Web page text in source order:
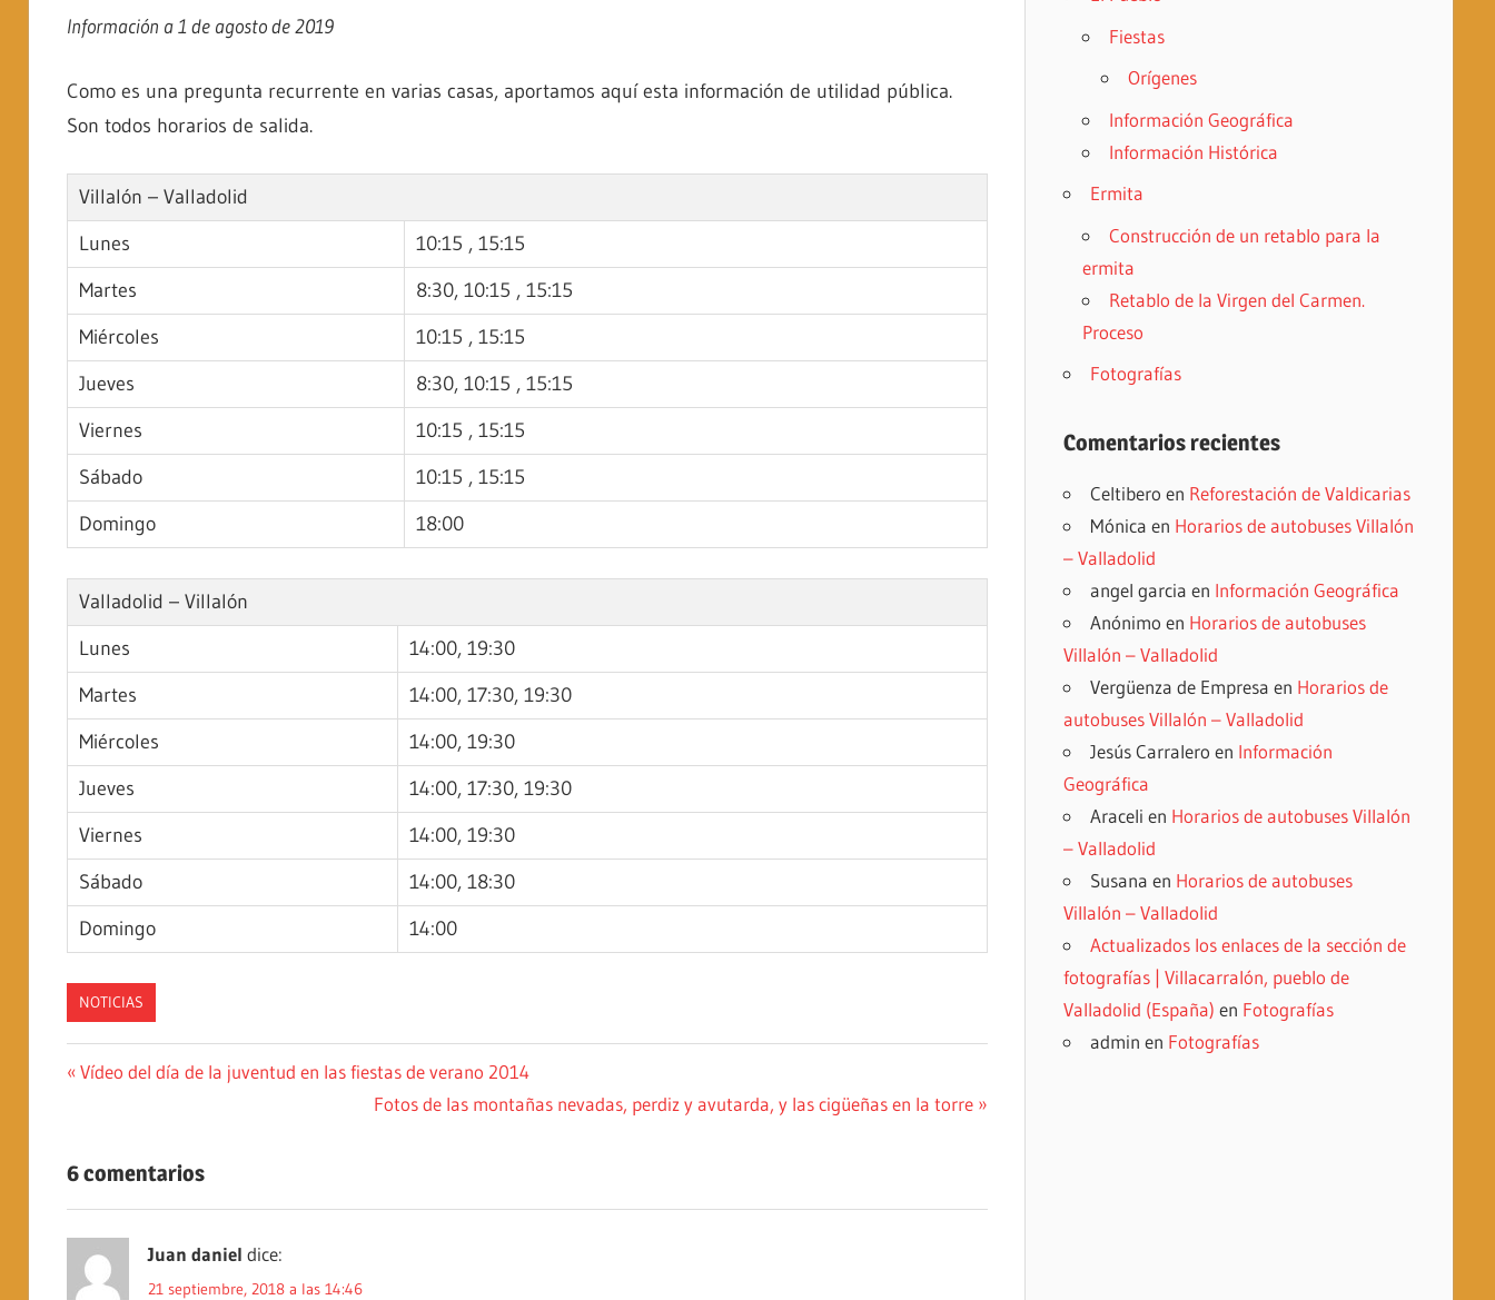
Villacarralón,
en
Tierra
Campos
(Valladolid
España)
Información a 1 de agosto de 2019
Como es una pregunta recurrente en varias casas, aportamos aquí esta información de utilidad pública.
Son todos horarios de salida.
Villalón – Valladolid
Lunes
10:15 , 15:15
Martes
8:30, 10:15 , 15:15
Miércoles
10:15 , 15:15
Jueves
8:30, 10:15 , 15:15
Viernes
10:15 , 15:15
Sábado
10:15 , 15:15
Domingo
18:00
Valladolid – Villalón
Lunes
14:00, 19:30
Martes
14:00, 17:30, 19:30
Miércoles
14:00, 19:30
Jueves
14:00, 17:30, 19:30
Viernes
14:00, 19:30
Sábado
14:00, 18:30
Domingo
14:00
NOTICIAS
Navegación
entradas
Entrada
Vídeo del día de la juventud en las fiestas de verano 2014
Siguiente
Fotos de las montañas nevadas, perdiz y avutarda, y las cigüeñas en la torre
6 comentarios
Juan daniel dice:
21 septiembre, 2018 a las 14:46
Fiestas
Orígenes
Información Geográfica
Información Histórica
Ermita
Construcción de un retablo para la
ermita
Retablo de la Virgen del Carmen.
Proceso
Fotografías
Comentarios recientes
Celtibero en Reforestación de Valdicarias
Mónica en Horarios de autobuses Villalón
– Valladolid
angel garcia en Información Geográfica
Anónimo en Horarios de autobuses
Villalón – Valladolid
Vergüenza de Empresa en Horarios de
autobuses Villalón – Valladolid
Jesús Carralero en Información
Geográfica
Araceli en Horarios de autobuses Villalón
– Valladolid
Susana en Horarios de autobuses
Villalón – Valladolid
Actualizados los enlaces de la sección de
fotografías | Villacarralón, pueblo de
Valladolid (España) en Fotografías
admin en Fotografías